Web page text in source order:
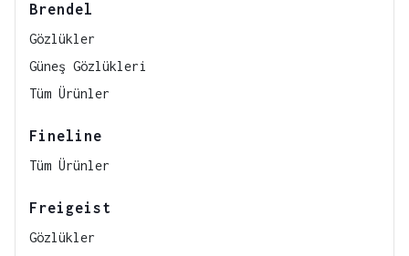
Brendel
Gözlükler
Güneş Gözlükleri
Tüm Ürünler
Fineline
Tüm Ürünler
Freigeist
Gözlükler